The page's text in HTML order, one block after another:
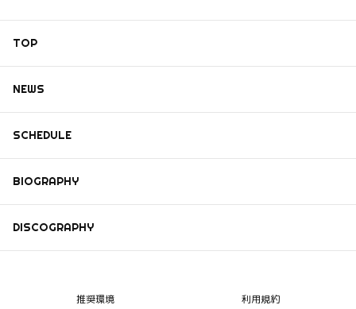
TOP
NEWS
SCHEDULE
BIOGRAPHY
DISCOGRAPHY
推奨環境 利用規約